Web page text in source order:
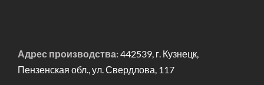
Адрес производства:442539, г. Кузнецк,
Пензенская обл., ул. Свердлова, 117